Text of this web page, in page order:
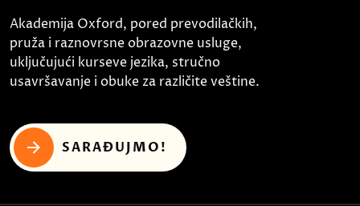
Akademija Oxford, pored prevodilačkih,
pruža i raznovrsne obrazovne usluge,
uključujući kurseve jezika, stručno
usavršavanje i obuke za različite veštine.
SARAĐUJMO!